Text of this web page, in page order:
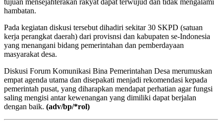
hambatan.
Pada kegiatan diskusi tersebut dihadiri sekitar 30 SKPD (satuan
kerja perangkat daerah) dari provisnsi dan kabupaten se-Indonesia
yang menangani bidang pemerintahan dan pemberdayaan
masyarakat desa.
Diskusi Forum Komunikasi Bina Pemerintahan Desa merumuskan
empat agenda utama dan disepakati menjadi rekomendasi kepada
pemerintah pusat, yang diharapkan mendapat perhatian agar fungsi
saling mengisi antar kewenangan yang dimiliki dapat berjalan
dengan baik. (adv/bp/*rol)